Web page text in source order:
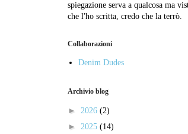
spiegazione serva a qualcosa ma
che l'ho scritta, credo che la terrò.
Collaborazioni
Denim Dudes
Archivio blog
► 2026 (2)
► 2025 (14)